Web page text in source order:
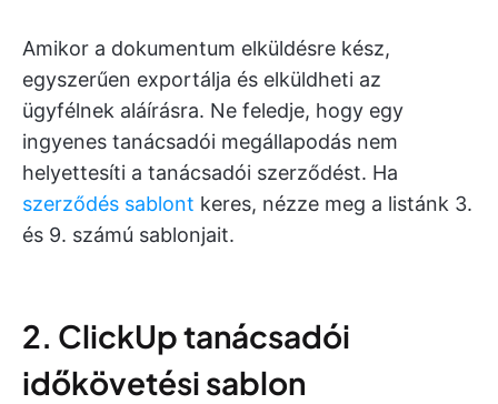
Amikor a dokumentum elküldésre kész,
egyszerűen exportálja és elküldheti az
ügyfélnek aláírásra. Ne feledje, hogy egy
ingyenes tanácsadói megállapodás nem
helyettesíti a tanácsadói szerződést. Ha
szerződés sablont keres, nézze meg a listánk 3.
és 9. számú sablonjait.
2. ClickUp tanácsadói
időkövetési sablon